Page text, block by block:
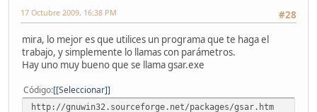
#28
17 Octubre 2009, 16:38 PM
mira, lo mejor es que utilices un programa que te haga el
trabajo, y simplemente lo llamas con parámetros.
Hay uno muy bueno que se llama gsar.exe
Código [Seleccionar]
http://gnuwin32.sourceforge.net/packages/gsar.htm